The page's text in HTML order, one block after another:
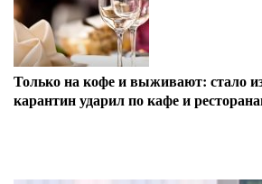
Только на кофе и выживают: стало
карантин ударил по кафе и